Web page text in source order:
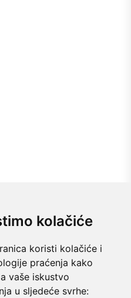
kolačiće
koristi kolačiće i
praćenja kako
vaše iskustvo
u sljedeće svrhe: